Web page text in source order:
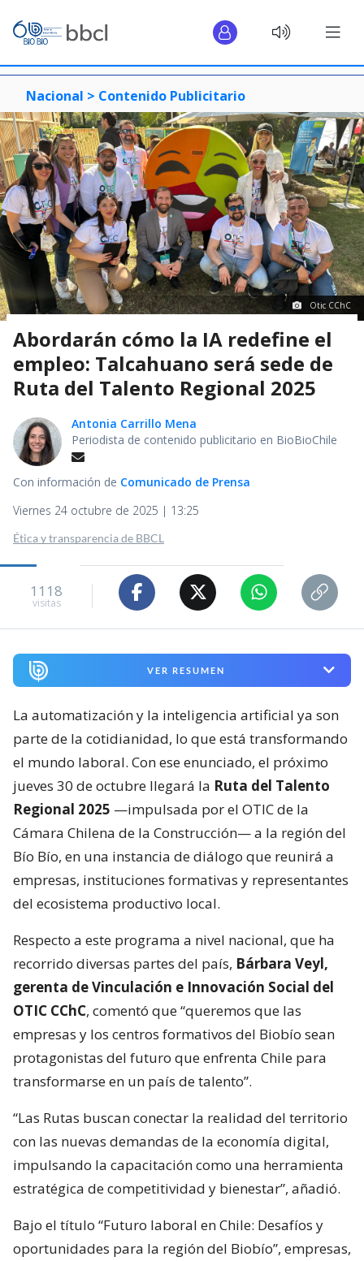
Nacional > Contenido Publicitario
Otic CChC
Abordarán cómo la IA redefine el
empleo: Talcahuano será sede de
Ruta del Talento Regional 2025
Antonia Carrillo Mena
Periodista de contenido publicitario en BioBioChile
Con información de Comunicado de Prensa
Viernes 24 octubre de 2025 | 13:25
Ética y transparencia de BBCL
1118
visitas
VER RESUMEN
La automatización y la inteligencia artificial ya son
parte de la cotidianidad, lo que está transformando
el mundo laboral. Con ese enunciado, el próximo
jueves 30 de octubre llegará la Ruta del Talento
Regional 2025 —impulsada por el OTIC de la
Cámara Chilena de la Construcción— a la región del
Bío Bío, en una instancia de diálogo que reunirá a
empresas, instituciones formativas y representantes
del ecosistema productivo local.
Respecto a este programa a nivel nacional, que ha
recorrido diversas partes del país, Bárbara Veyl,
gerenta de Vinculación e Innovación Social del
OTIC CChC, comentó que “queremos que las
empresas y los centros formativos del Biobío sean
protagonistas del futuro que enfrenta Chile para
transformarse en un país de talento”.
“Las Rutas buscan conectar la realidad del territorio
con las nuevas demandas de la economía digital,
impulsando la capacitación como una herramienta
estratégica de competitividad y bienestar”, añadió.
Bajo el título “Futuro laboral en Chile: Desafíos y
oportunidades para la región del Biobío”, empresas,